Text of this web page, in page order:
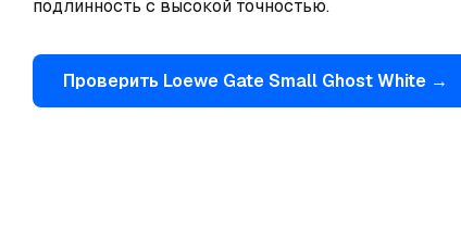
подлинность с высокой точностью.
Проверить Loewe Gate Small Ghost White →